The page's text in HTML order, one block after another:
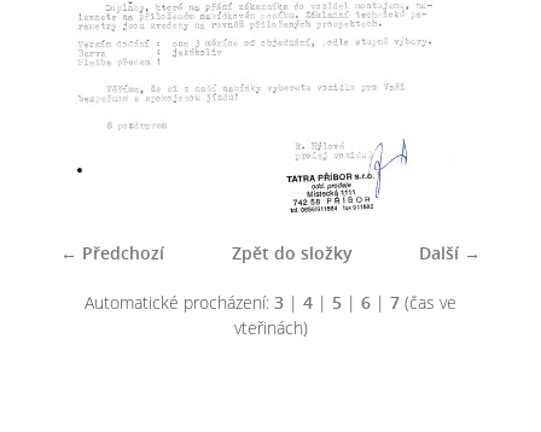
← Předchozí Další →
Zpět do složky
Automatické procházení: 3 | 4 | 5 | 6 | 7 (čas ve
vteřinách)